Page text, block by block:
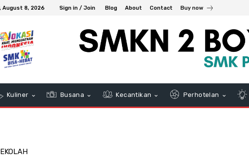
August 8, 2026 Sign in / Join Blog About Contact Buy now
Kuliner Busana Kecantikan Perhotelan